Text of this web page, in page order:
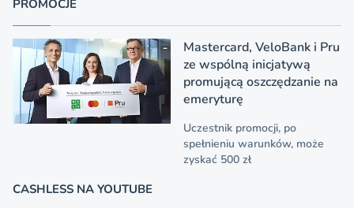
PROMOCJE
Mastercard, VeloBank i Pru
ze wspólną inicjatywą
promującą oszczędzanie na
emeryturę
Uczestnik promocji, po
spełnieniu warunków, może
zyskać 500 zł
CASHLESS NA YOUTUBE